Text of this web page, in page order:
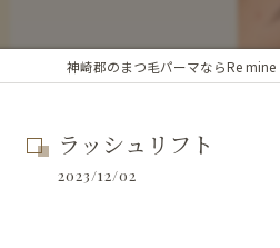
神崎郡のまつ毛パーマならRe mine
ラッシュリフト
2023/12/02